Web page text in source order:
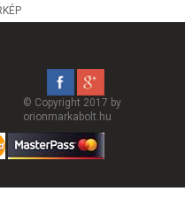
© Copyright 2017 by
orionmarkabolt.hu